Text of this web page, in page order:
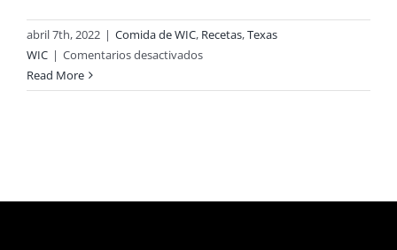
abril 7th, 2022 | Comida de WIC, Recetas,Texas
WIC | Comentarios desactivadosen
Inspirada
Read More